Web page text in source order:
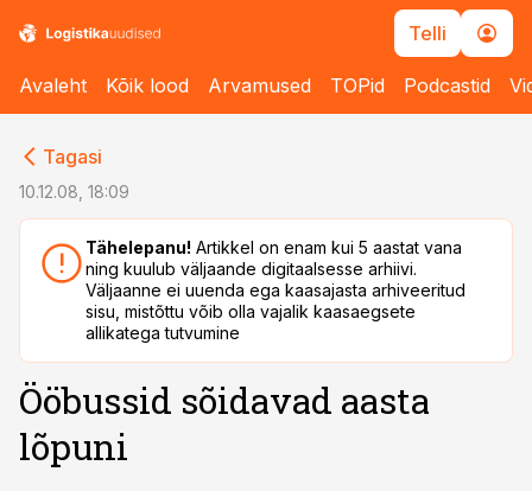
Telli
Avaleht Kõik lood Arvamused TOPid Podcastid
Tagasi
10.12.08, 18:09
Tähelepanu! Artikkel on enam kui 5 aastat vana
ning kuulub väljaande digitaalsesse arhiivi.
Väljaanne ei uuenda ega kaasajasta arhiveeritud
sisu, mistõttu võib olla vajalik kaasaegsete
allikatega tutvumine
Ööbussid sõidavad aasta
lõpuni